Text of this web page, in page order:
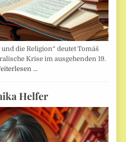
die Religion“ deutet Tomáš
Krise im ausgehenden 19.
…
Helfer